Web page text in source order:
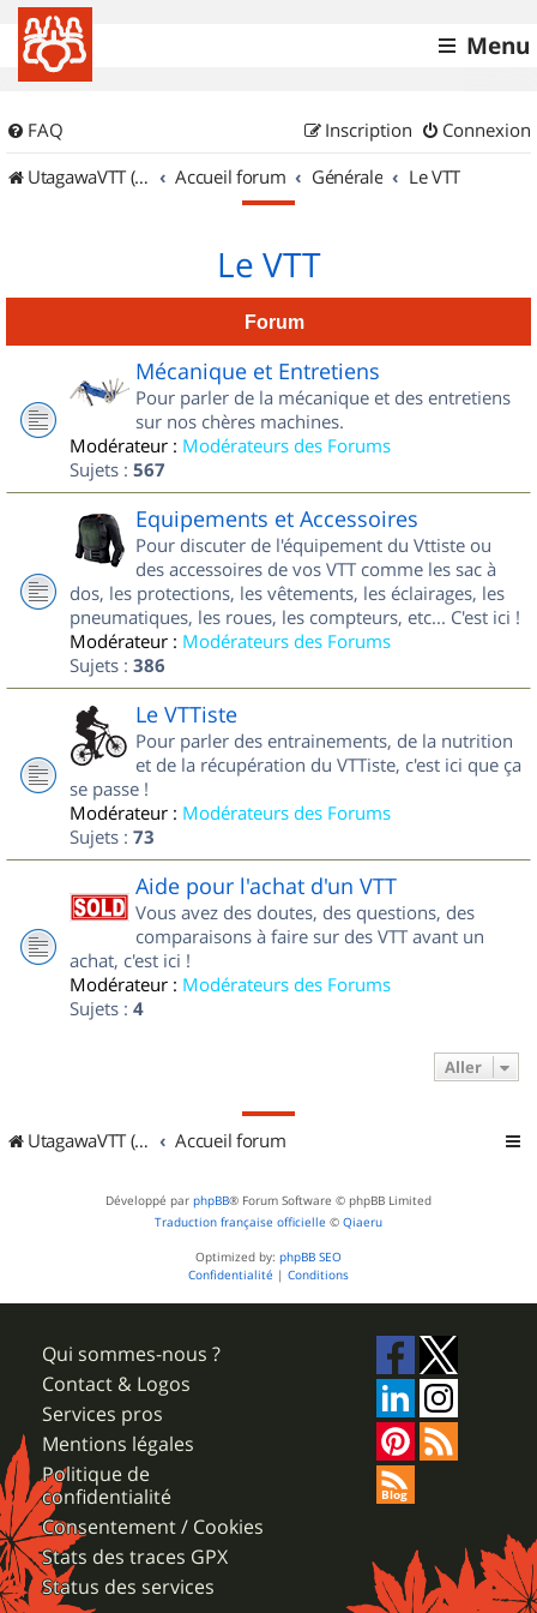
Menu
FAQ Connexion
Inscription
UtagawaVTT (Randos VTT et VTTAE avec traces GPS)
Accueil forum Générale Le VTT
Le VTT
Forum
Mécanique et Entretiens
Pour parler de la mécanique et des entretiens
sur nos chères machines.
Modérateur : Modérateurs des Forums
Sujets : 567
Equipements et Accessoires
Pour discuter de l'équipement du Vttiste ou
des accessoires de vos VTT comme les sac à
dos, les protections, les vêtements, les éclairages, les
pneumatiques, les roues, les compteurs, etc... C'est ici !
Modérateur : Modérateurs des Forums
Sujets : 386
Le VTTiste
Pour parler des entrainements, de la nutrition
et de la récupération du VTTiste, c'est ici que ça
se passe !
Modérateur : Modérateurs des Forums
Sujets : 73
Aide pour l'achat d'un VTT
Vous avez des doutes, des questions, des
comparaisons à faire sur des VTT avant un
achat, c'est ici !
Modérateur : Modérateurs des Forums
Sujets : 4
Aller
UtagawaVTT (Randos VTT et VTTAE avec traces GPS) Accueil forum
Développé par phpBB® Forum Software © phpBB Limited
Traduction française officielle © Qiaeru
Optimized by: phpBB SEO
Confidentialité | Conditions
Qui sommes-nous ?
Contact & Logos
Services pros
Mentions légales
Politique de
confidentialité
Consentement / Cookies
Stats des traces GPX
Status des services